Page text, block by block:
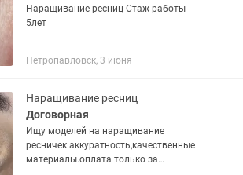
Наращивание ресниц Стаж работы
5лет
Петропавловск, 3 июня
Наращивание ресниц
Договорная
Ищу моделей на наращивание
ресничек.аккуратность,качественные
материалы.оплата только за